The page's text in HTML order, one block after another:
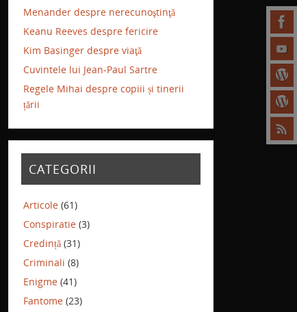
Menander despre nerecunoştinţă
Keanu Reeves despre fericire
Kim Basinger despre viaţă
Cuvintele lui Jean-Paul Sartre
Regele Mihai despre copiii și tinerii
țării
CATEGORII
Articole (61)
Conspiratie (3)
Credință (31)
Criminali (8)
Enigme (41)
Fantome (23)